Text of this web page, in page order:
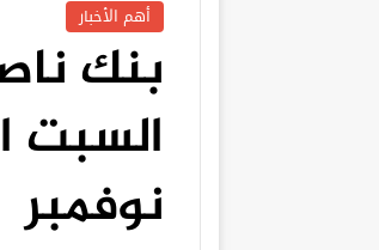
أهم الأخبار
بنك
السبت
نوفمبر